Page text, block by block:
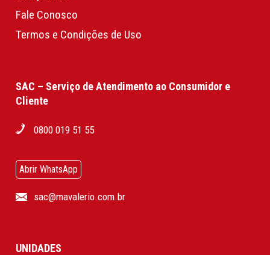
Fale Conosco
Termos e Condições de Uso
SAC – Serviço de Atendimento ao Consumidor e
Cliente
0800 019 51 55
Abrir WhatsApp
sac@mavalerio.com.br
UNIDADES